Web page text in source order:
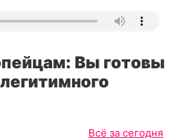
Вы готовы
Всё за сегодня